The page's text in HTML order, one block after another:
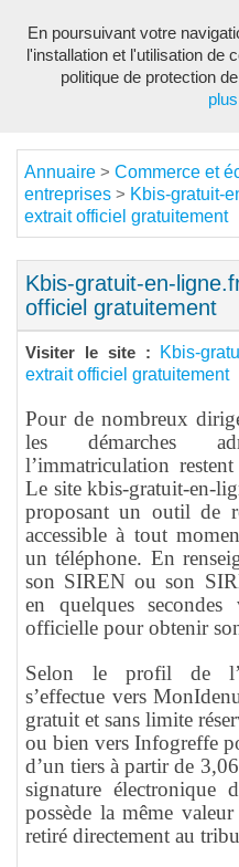
Annuaire > Commerce et
entreprises > Kbis-gratuit-
extrait officiel gratuitement
Kbis-gratuit-en-
officiel gratuitement
Visiter le site : Kbis-
extrait officiel gratuitement
Pour de nombreux
les démarches
l’immatriculation
Le site kbis-gratuit-en-
proposant un outil de
accessible à tout
un téléphone. En
son SIREN ou son
en quelques
officielle pour obtenir
Selon le profil de
s’effectue vers
gratuit et sans limite
ou bien vers Infogreffe
d’un tiers à partir de
signature électronique
possède la même
retiré directement au
En poursuivant votre
l'installation et l'utilisation de
politique de protection
plus